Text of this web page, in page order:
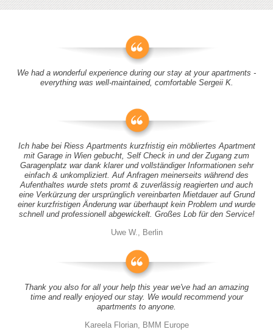
We had a wonderful experience during our stay at your apartments -
everything was well-maintained, comfortable Sergeii K.
Ich habe bei Riess Apartments kurzfristig ein möbliertes Apartment
mit Garage in Wien gebucht, Self Check in und der Zugang zum
Garagenplatz war dank klarer und vollständiger Informationen sehr
einfach & unkompliziert. Auf Anfragen meinerseits während des
Aufenthaltes wurde stets promt & zuverlässig reagierten und auch
eine Verkürzung der ursprünglich vereinbarten Mietdauer auf Grund
einer kurzfristigen Änderung war überhaupt kein Problem und wurde
schnell und professionell abgewickelt. Großes Lob für den Service!
Uwe W., Berlin
Thank you also for all your help this year we've had an amazing
time and really enjoyed our stay. We would recommend your
apartments to anyone.
Kareela Florian, BMM Europe